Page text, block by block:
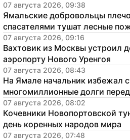
07 августа 2026, 09:38
Ямальские добровольцы
спасателями тушат лесные
07 августа 2026, 09:16
Вахтовик из Москвы устроил
аэропорту Нового Уренгоя
07 августа 2026, 08:43
На Ямале начальник избежал
многомиллионные долги
07 августа 2026, 08:02
Кочевники Новопортовской
день коренных народов мира
07 августа 2026, 07:48